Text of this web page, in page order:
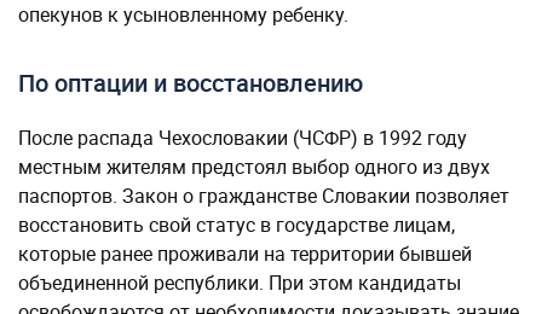
опекунов к усыновленному ребенку.
По оптации и восстановлению
После распада Чехословакии (ЧСФР) в 1992 году
местным жителям предстоял выбор одного из двух
паспортов. Закон о гражданстве Словакии позволяет
восстановить свой статус в государстве лицам,
которые ранее проживали на территории бывшей
объединенной республики. При этом кандидаты